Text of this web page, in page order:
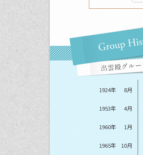
1924年 8月
1953年 4月
1960年 1月
1965年 10月